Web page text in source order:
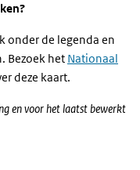
onder de legenda en
Bezoek het Nationaal
deze kaart.
en voor het laatst bewerkt